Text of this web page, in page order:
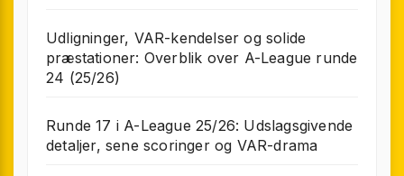
Udligninger, VAR-kendelser og solide
præstationer: Overblik over A-League runde
24 (25/26)
Runde 17 i A-League 25/26: Udslagsgivende
detaljer, sene scoringer og VAR-drama